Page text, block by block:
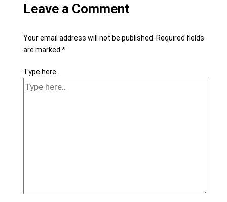
Leave a Comment
Your email address will not be published. Required fields
are marked *
Type here..